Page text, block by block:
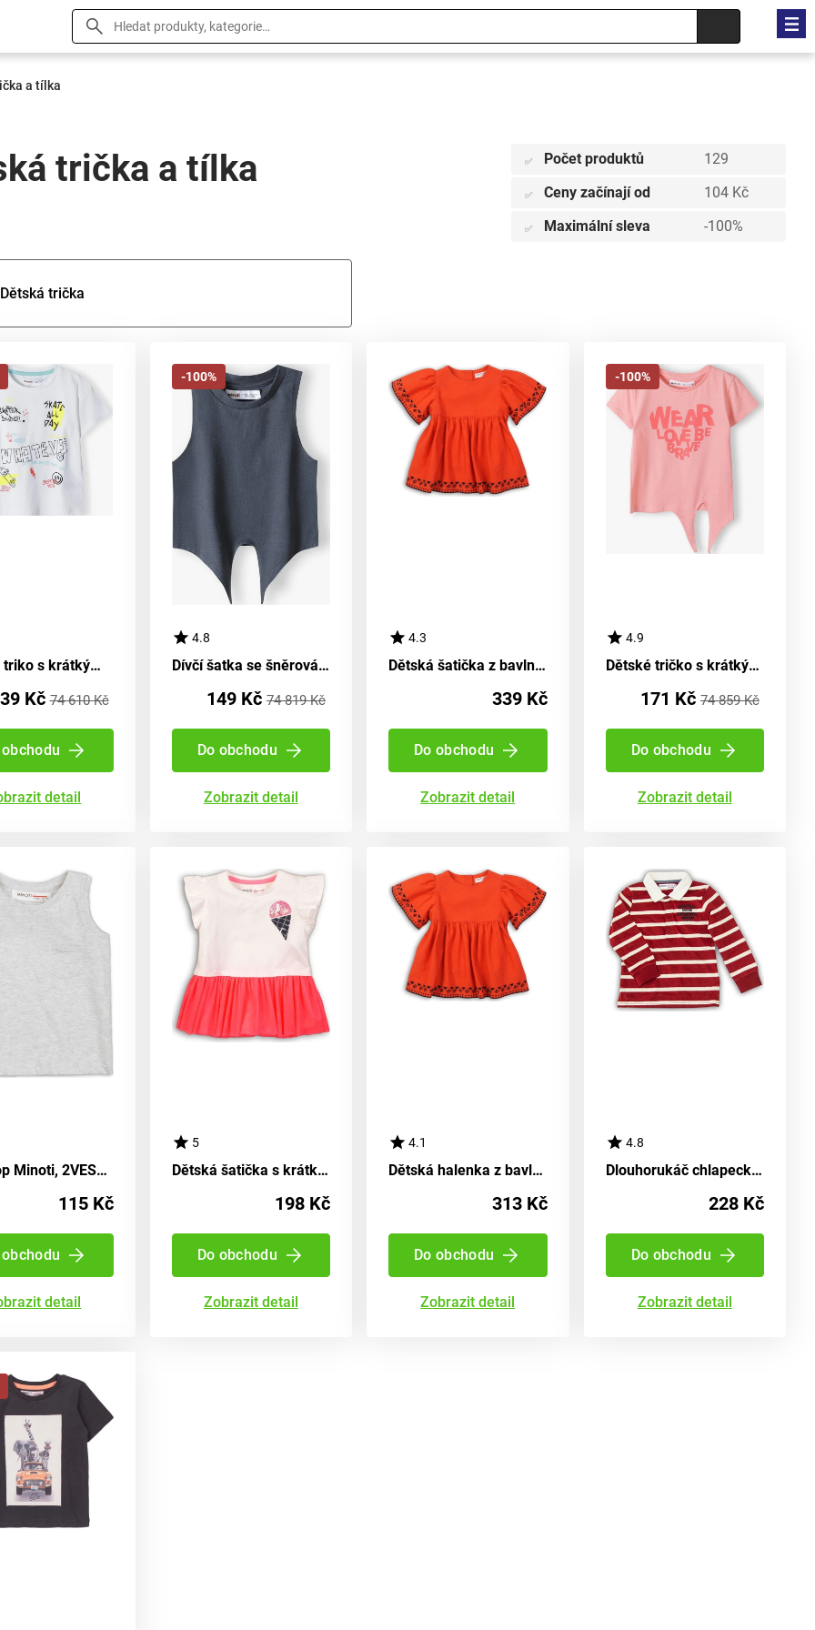
a tílka
trička a tílka ✅ Počet produktů 129
✅ Ceny začínají od 104 Kč
✅ Maximální sleva -100%
Dětská trička
Dětské triko s krátkým rukávem pro kluka, značky Minoti, velikost 92/98 | 2-3 let
Kč 74 610 Kč
detail
-100%
4.8
Dívčí šatka se šněrováním, Minoti, velikost 14vest 6, Holka - 158/164 | 13/14let
149 Kč 74 819 Kč
Do obchodu
Zobrazit detail
4.3
Dětská šatička z bavlny, Minoti, Kenya 2, oranžová - velikost 98/104 | pro věk 3 až 4 let
339 Kč
Do obchodu
Zobrazit detail
-100%
4.9
Dětské tričko s krátkými rukávy a zapínáním, značky Minoti, velikost 14tee 37, pro holčičku ve věku 3-4 let
171 Kč 74 859 Kč
Do obchodu
Zobrazit detail
Dívčí top Minoti, 2VEST05, barva béžová - velikost 152/158 | pro věk 12/13 let
115 Kč
detail
5
Dětská šatička s krátkými rukávy, Minoti, Hut 8, bílá - velikost 92/98 | pro věk 2-3 let
198 Kč
Do obchodu
Zobrazit detail
4.1
Dětská halenka z bavlny, Minoti, Kenya 2, oranžová - velikost 92/98 | pro věk 2-3 let
313 Kč
Do obchodu
Zobrazit detail
4.8
Dlouhorukáč chlapeckého trička POLO z bavlny, Minoti, model BROOK 4, kluk - velikost 92/98 | věk 2/3 let
228 Kč
Do obchodu
Zobrazit detail